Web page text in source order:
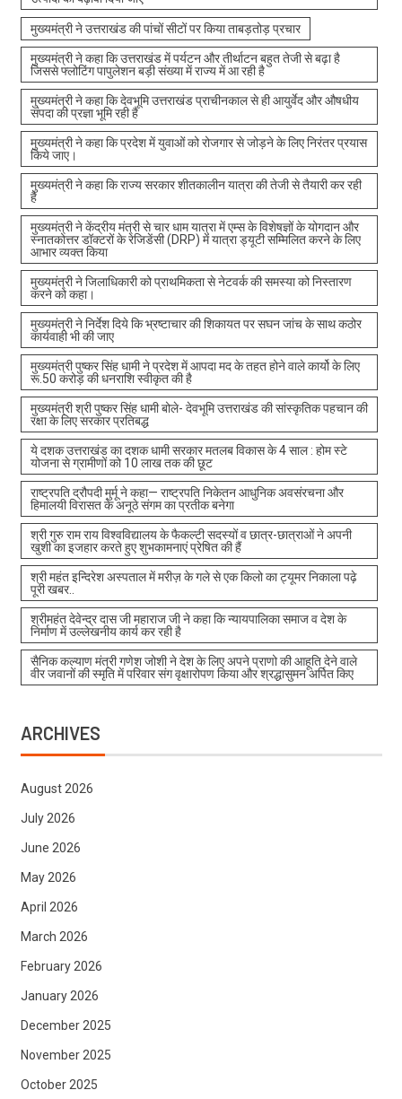
मुख्यमंत्री ने उत्तराखंड की पांचों सीटों पर किया ताबड़तोड़ प्रचार
मुख्यमंत्री ने कहा कि उत्तराखंड में पर्यटन और तीर्थाटन बहुत तेजी से बढ़ा है
जिससे फ्लोटिंग पापुलेशन बड़ी संख्या में राज्य में आ रही है
मुख्यमंत्री ने कहा कि देवभूमि उत्तराखंड प्राचीनकाल से ही आयुर्वेद और औषधीय
संपदा की प्रज्ञा भूमि रही है
मुख्यमंत्री ने कहा कि प्रदेश में युवाओं को रोजगार से जोड़ने के लिए निरंतर प्रयास
किये जाए।
मुख्यमंत्री ने कहा कि राज्य सरकार शीतकालीन यात्रा की तेजी से तैयारी कर रही
है
मुख्यमंत्री ने केंद्रीय मंत्री से चार धाम यात्रा में एम्स के विशेषज्ञों के योगदान और
स्नातकोत्तर डॉक्टरों के रेजिडेंसी (DRP) में यात्रा ड्यूटी सम्मिलित करने के लिए
आभार व्यक्त किया
मुख्यमंत्री ने जिलाधिकारी को प्राथमिकता से नेटवर्क की समस्या को निस्तारण
करने को कहा।
मुख्यमंत्री ने निर्देश दिये कि भ्रष्टाचार की शिकायत पर सघन जांच के साथ कठोर
कार्यवाही भी की जाए
मुख्यमंत्री पुष्कर सिंह धामी ने प्रदेश में आपदा मद के तहत होने वाले कार्यो के लिए
रू.50 करोड़ की धनराशि स्वीकृत की है
मुख्यमंत्री श्री पुष्कर सिंह धामी बोले- देवभूमि उत्तराखंड की सांस्कृतिक पहचान की
रक्षा के लिए सरकार प्रतिबद्ध
ये दशक उत्तराखंड का दशक धामी सरकार मतलब विकास के 4 साल : होम स्टे
योजना से ग्रामीणों को 10 लाख तक की छूट
राष्ट्रपति द्रौपदी मुर्मू ने कहा— राष्ट्रपति निकेतन आधुनिक अवसंरचना और
हिमालयी विरासत के अनूठे संगम का प्रतीक बनेगा
श्री गुरु राम राय विश्वविद्यालय के फैकल्टी सदस्यों व छात्र-छात्राओं ने अपनी
खुशी का इजहार करते हुए शुभकामनाएं प्रेषित की हैं
श्री महंत इन्दिरेश अस्पताल में मरीज़ के गले से एक किलो का ट्यूमर निकाला पढ़े
पूरी खबर..
श्रीमहंत देवेन्द्र दास जी महाराज जी ने कहा कि न्यायपालिका समाज व देश के
निर्माण में उल्लेखनीय कार्य कर रही है
सैनिक कल्याण मंत्री गणेश जोशी ने देश के लिए अपने प्राणो की आहूति देने वाले
वीर जवानों की स्मृति में परिवार संग वृक्षारोपण किया और श्रद्धासुमन अर्पित किए
ARCHIVES
August 2026
July 2026
June 2026
May 2026
April 2026
March 2026
February 2026
January 2026
December 2025
November 2025
October 2025